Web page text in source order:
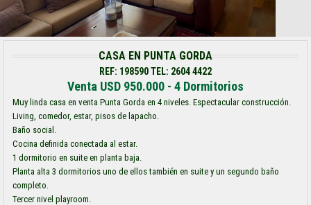
CASA EN PUNTA GORDA
REF: 198590 TEL: 2604 4422
Venta USD 950.000 - 4 Dormitorios
Muy linda casa en venta Punta Gorda en 4 niveles. Espectacular construcción.
Living, comedor, estar, pisos de lapacho.
Baño social.
Cocina definida conectada al estar.
1 dormitorio en suite en planta baja.
Planta alta 3 dormitorios uno de ellos también en suite y un segundo baño
completo.
Tercer nivel playroom.